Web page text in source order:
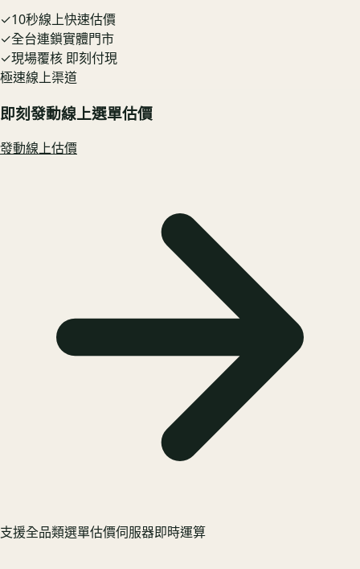
✓10秒線上快速估價
✓全台連鎖實體門市
✓現場覆核 即刻付現
極速線上渠道
即刻發動線上選單估價
發動線上估價
支援全品類選單估價伺服器即時運算